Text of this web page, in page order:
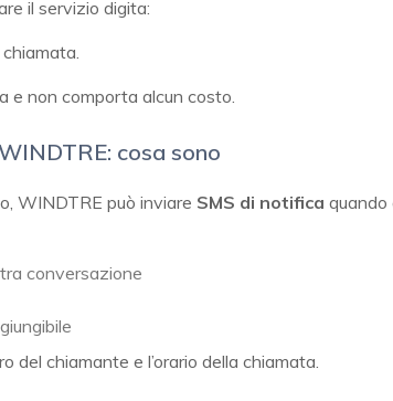
il servizio digita:
e non comporta alcun costo.
cosa sono
WINDTRE può inviare SMS di notifica quando
conversazione
del chiamante e l’orario della chiamata.